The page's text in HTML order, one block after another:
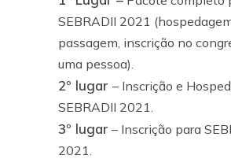
SEBRADII 2021
passagem, inscrição no
uma pessoa).
2º lugar – Inscrição e
SEBRADII 2021.
3º lugar – Inscrição para
2021.